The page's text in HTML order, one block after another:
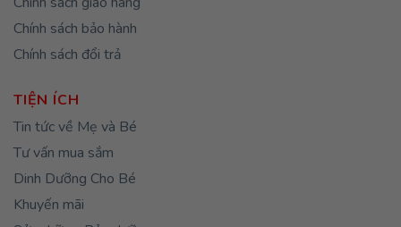
Chính sách bảo hành
Chính sách đổi trả
TIỆN ÍCH
Tin tức về Mẹ và Bé
Tư vấn mua sắm
Dinh Dưỡng Cho Bé
Khuyến mãi